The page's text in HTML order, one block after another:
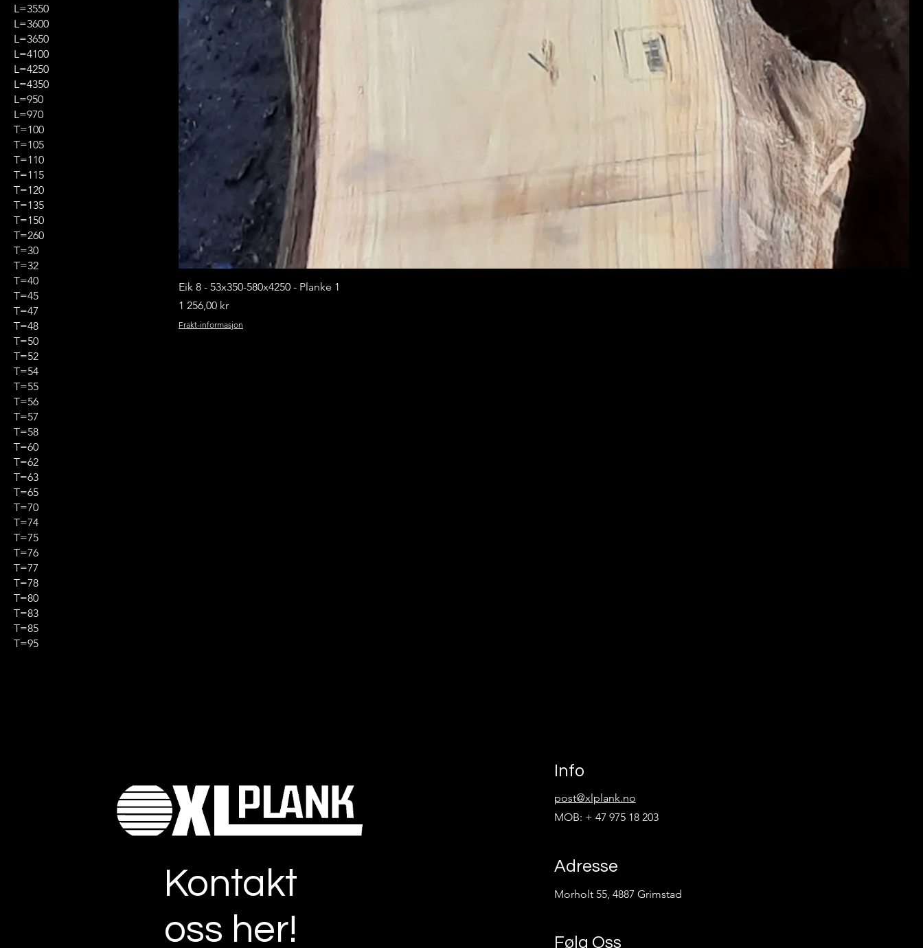
L=3550
L=3600
L=3650
L=4100
L=4250
L=4350
L=950
L=970
T=100
T=105
T=110
T=115
T=120
T=135
T=150
T=260
T=30
T=32
T=40
T=45
T=47
T=48
T=50
T=52
T=54
T=55
T=56
T=57
T=58
T=60
T=62
T=63
T=65
T=70
T=74
T=75
T=76
T=77
T=78
T=80
T=83
T=85
T=95
Eik 8 - 53x350-580x4250 - Planke 1
Pris
1 256,00 kr
Frakt-informasjon
Kontakt
oss her!
Info
post@xlplank.no
MOB: + 47 975 18 203
Adresse
Morholt 55, 4887 Grimstad
Følg Oss